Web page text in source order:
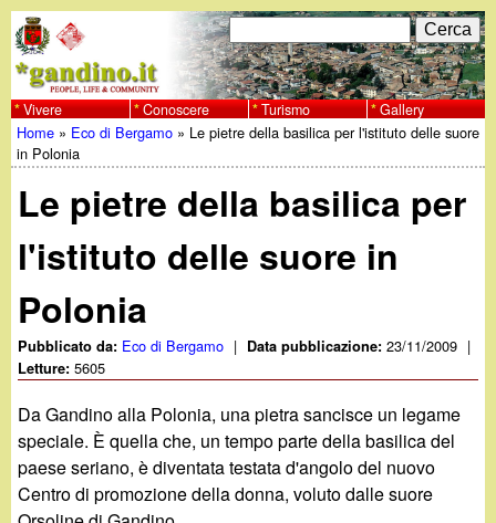
al
contenuto
principale
w
w
w
.
g
a
n
d
F
o
r
m
d
i
i
e
r
C
e
r
c
a
Vivere Conoscere Turismo Gallery
Tu
sei
qui
Home » Eco di Bergamo » Le pietre della basilica per l'istituto delle suore
in Polonia
Le pietre della basilica per
l'istituto delle suore in
Polonia
Pubblicato da: Eco di Bergamo | Data pubblicazione:23/11/2009 |
Letture:5605
Da Gandino alla Polonia, una pietra sancisce un legame
speciale. È quella che, un tempo parte della basilica del
paese seriano, è diventata testata d'angolo del nuovo
Centro di promozione della donna, voluto dalle suore